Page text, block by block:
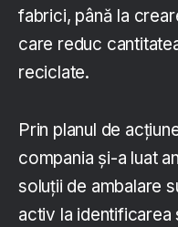
fabrici, până la
care reduc
reciclate.
Prin planul de
compania și-a luat
soluții de ambalare
activ la identificarea